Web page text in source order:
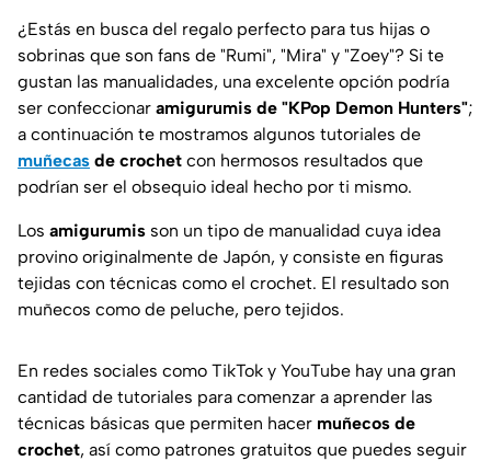
¿Estás en busca del regalo perfecto para tus hijas o
sobrinas que son fans de "Rumi", "Mira" y "Zoey"? Si te
gustan las manualidades, una excelente opción podría
ser confeccionar amigurumis de "KPop Demon Hunters";
a continuación te mostramos algunos tutoriales de
muñecas de crochet con hermosos resultados que
podrían ser el obsequio ideal hecho por ti mismo.
Los amigurumis son un tipo de manualidad cuya idea
provino originalmente de Japón, y consiste en figuras
tejidas con técnicas como el crochet. El resultado son
muñecos como de peluche, pero tejidos.
En redes sociales como TikTok y YouTube hay una gran
cantidad de tutoriales para comenzar a aprender las
técnicas básicas que permiten hacer muñecos de
crochet, así como patrones gratuitos que puedes seguir